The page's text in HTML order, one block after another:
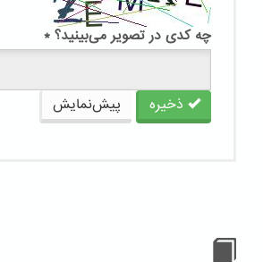
چه کدی در تصویر می‌بینید؟ *
ذخیره پیش‌نمایش